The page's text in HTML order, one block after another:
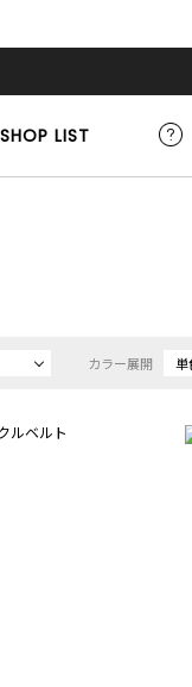
SHOP LIST
カラー展開 単